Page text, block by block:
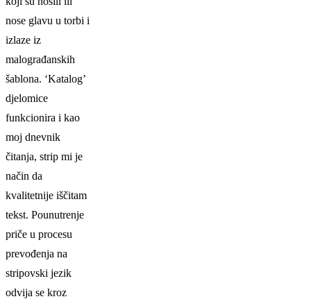
nose glavu u torbi i
izlaze iz
malograđanskih
šablona. ‘Katalog’
djelomice
funkcionira i kao
moj dnevnik
čitanja, strip mi je
način da
kvalitetnije iščitam
tekst. Pounutrenje
priče u procesu
prevođenja na
stripovski jezik
odvija se kroz